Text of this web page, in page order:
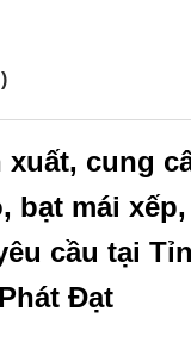
cung
bạt mái
cầu tại
Phát Đạt